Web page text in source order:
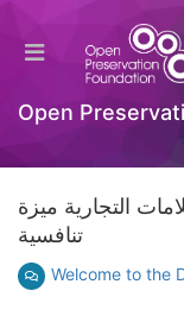
Open
التجارية ميزة
تنافسية
Welcome to the